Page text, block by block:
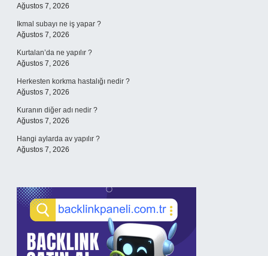
Ağustos 7, 2026
Ikmal subayı ne iş yapar ?
Ağustos 7, 2026
Kurtalan’da ne yapılır ?
Ağustos 7, 2026
Herkesten korkma hastalığı nedir ?
Ağustos 7, 2026
Kuranın diğer adı nedir ?
Ağustos 7, 2026
Hangi aylarda av yapılır ?
Ağustos 7, 2026